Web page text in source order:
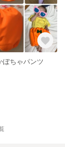
ぼちゃパンツ